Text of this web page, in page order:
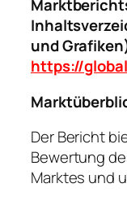
und
https://
Der Bericht
Bewertung
Marktes und